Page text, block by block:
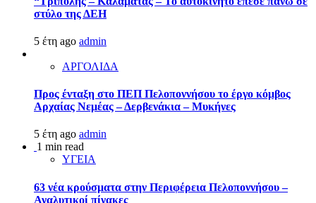
στύλο της ΔΕΗ
5 έτη ago admin
ΑΡΓΟΛΙΔΑ
Προς ένταξη στο ΠΕΠ Πελοποννήσου το έργο κόμβος
Αρχαίας Νεμέας – Δερβενάκια – Μυκήνες
5 έτη ago admin
1 min read
ΥΓΕΙΑ
63 νέα κρούσματα στην Περιφέρεια Πελοποννήσου –
Αναλυτικοί πίνακες